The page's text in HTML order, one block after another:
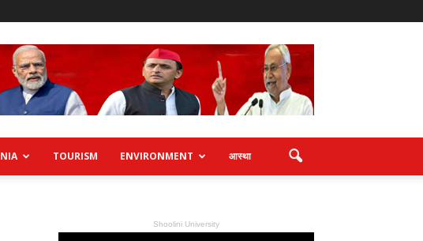
TOURISM ENVIRONMENT आस्था
Shoolini University